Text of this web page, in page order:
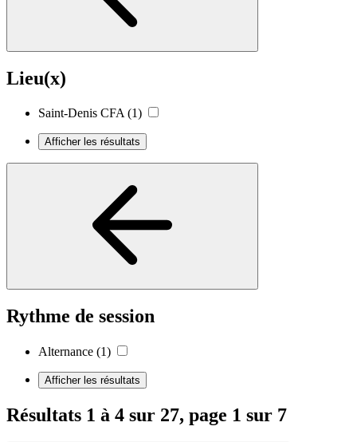
Lieu(x)
Saint-Denis CFA (1)
Afficher les résultats
Rythme de session
Alternance (1)
Afficher les résultats
Résultats 1 à 4 sur 27, page 1 sur 7